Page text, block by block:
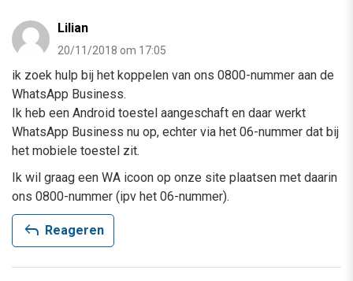
Lilian
20/11/2018 om 17:05
ik zoek hulp bij het koppelen van ons 0800-nummer aan de
WhatsApp Business.
Ik heb een Android toestel aangeschaft en daar werkt
WhatsApp Business nu op, echter via het 06-nummer dat bij
het mobiele toestel zit.
Ik wil graag een WA icoon op onze site plaatsen met daarin
ons 0800-nummer (ipv het 06-nummer).
reply Reageren